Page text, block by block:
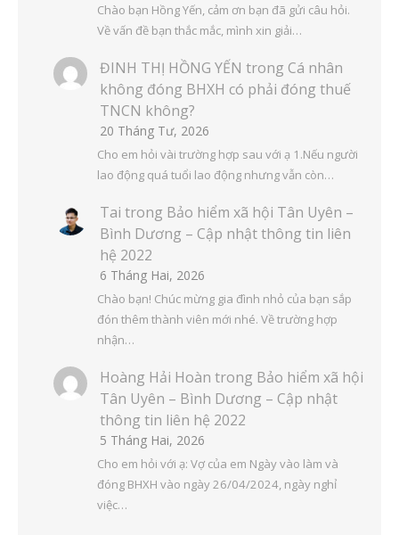
Chào bạn Hồng Yến, cảm ơn bạn đã gửi câu hỏi.
Về vấn đề bạn thắc mắc, mình xin giải…
ĐINH THỊ HỒNG YẾN trong Cá nhân
không đóng BHXH có phải đóng thuế
TNCN không?
20 Tháng Tư, 2026
Cho em hỏi vài trường hợp sau với ạ 1.Nếu người
lao động quá tuổi lao động nhưng vẫn còn…
Tai trong Bảo hiểm xã hội Tân Uyên –
Bình Dương – Cập nhật thông tin liên
hệ 2022
6 Tháng Hai, 2026
Chào bạn! Chúc mừng gia đình nhỏ của bạn sắp
đón thêm thành viên mới nhé. Về trường hợp
nhận…
Hoàng Hải Hoàn trong Bảo hiểm xã hội
Tân Uyên – Bình Dương – Cập nhật
thông tin liên hệ 2022
5 Tháng Hai, 2026
Cho em hỏi với ạ: Vợ của em Ngày vào làm và
đóng BHXH vào ngày 26/04/2024, ngày nghỉ
việc…